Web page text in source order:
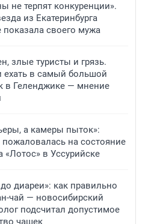
не терпят конкуренции».
из Екатеринбурга
показала своего мужа
злые туристы и грязь.
ехать в самый большой
в Геленджике — мнение
а камеры пыток»:
на состояние
«Лотос» в Уссурийске
диареи»: как правильно
чай — новосибирский
подсчитал допустимое
чашек